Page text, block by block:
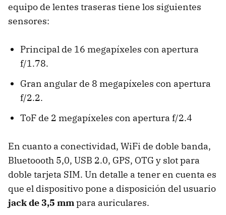
equipo de lentes traseras tiene los siguientes
sensores:
Principal de 16 megapíxeles con apertura
f/1.78.
Gran angular de 8 megapíxeles con apertura
f/2.2.
ToF de 2 megapíxeles con apertura f/2.4
En cuanto a conectividad, WiFi de doble banda,
Bluetoooth 5,0, USB 2.0, GPS, OTG y slot para
doble tarjeta SIM. Un detalle a tener en cuenta es
que el dispositivo pone a disposición del usuario
jack de 3,5 mmpara auriculares.